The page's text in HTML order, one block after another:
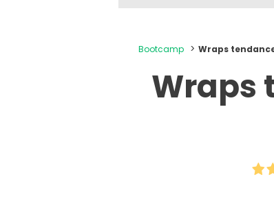
Bootcamp Wraps
Wraps